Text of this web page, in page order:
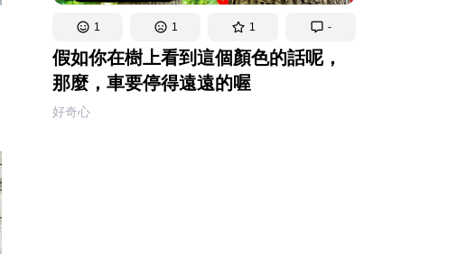
1 1 1 -
假如你在樹上看到這個顏色的話呢，
那麼，車要停得遠遠的喔
好奇心